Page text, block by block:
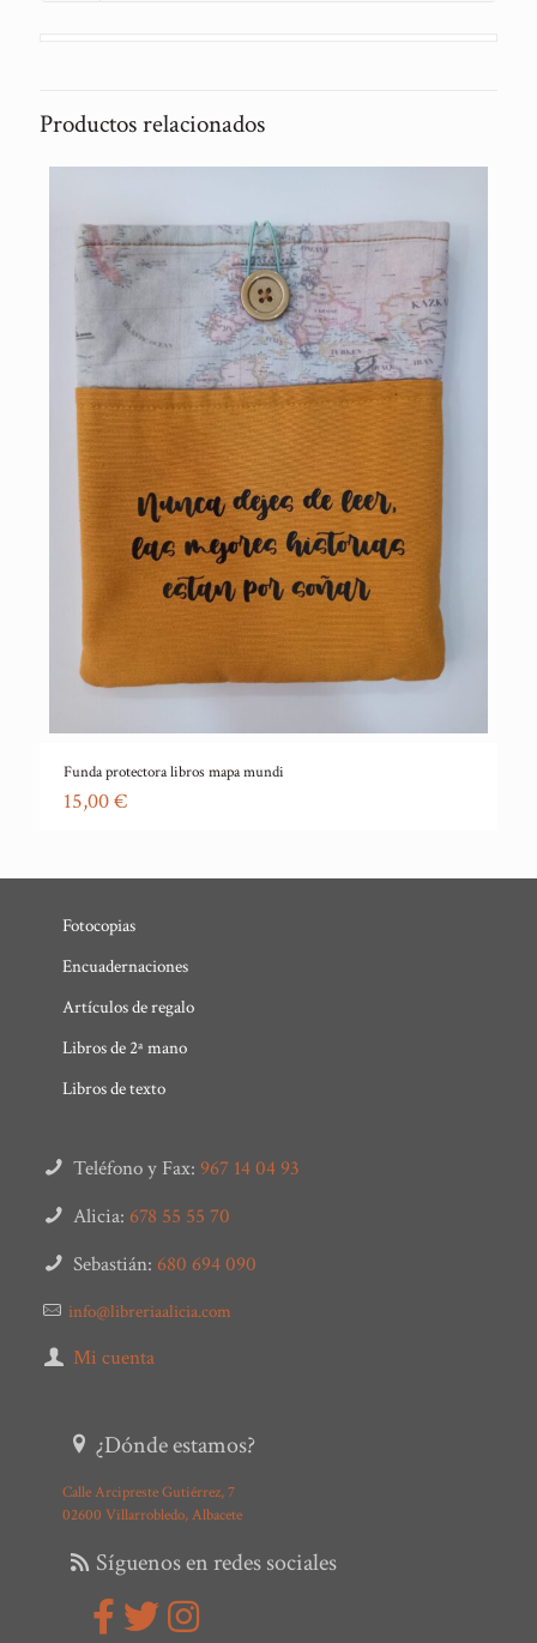
Productos relacionados
Funda protectora libros mapa mundi
15,00€
Fotocopias
Encuadernaciones
Artículos de regalo
Libros de 2ª mano
Libros de texto
Teléfono y Fax: 967 14 04 93
Alicia: 678 55 55 70
Sebastián: 680 694 090
info@libreriaalicia.com
Mi cuenta
¿Dónde estamos?
Calle Arcipreste Gutiérrez, 7
02600 Villarrobledo, Albacete
Síguenos en redes sociales